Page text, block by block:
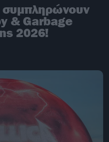
συμπληρώνουν
& Garbage
2026!